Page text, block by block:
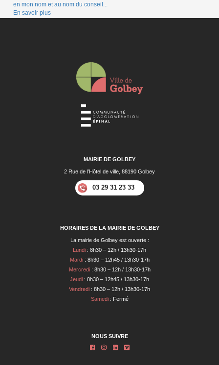
en mon nom et au nom du conseil...
En savoir plus
MAIRIE DE GOLBEY
2 Rue de l’Hôtel de ville, 88190 Golbey
03 29 31 23 33
HORAIRES DE LA MAIRIE DE GOLBEY
La mairie de Golbey est ouverte :
Lundi : 8h30 – 12h / 13h30-17h
Mardi: 8h30 – 12h45 / 13h30-17h
Mercredi: 8h30 – 12h / 13h30-17h
Jeudi : 8h30 – 12h45 / 13h30-17h
Vendredi : 8h30 – 12h / 13h30-17h
Samedi: Fermé
NOUS SUIVRE